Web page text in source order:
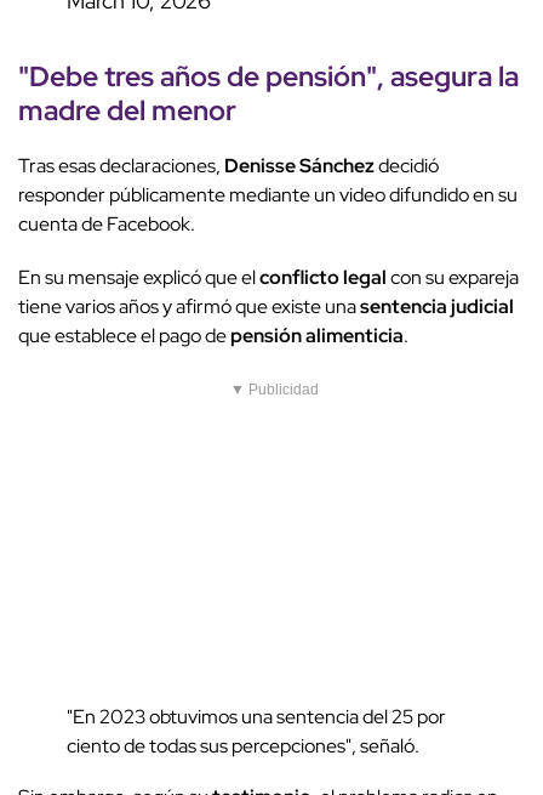
"Debe tres años de pensión", asegura la
madre del menor
Tras esas declaraciones, Denisse Sánchezdecidió
responder públicamente mediante un video difundido en su
cuenta de Facebook.
En su mensaje explicó que elconflicto legalcon su expareja
tiene varios años y afirmó que existe unasentencia judicial
que establece el pago depensión alimenticia.
▼ Publicidad
"En 2023 obtuvimos una sentencia del 25 por
ciento de todas sus percepciones", señaló.